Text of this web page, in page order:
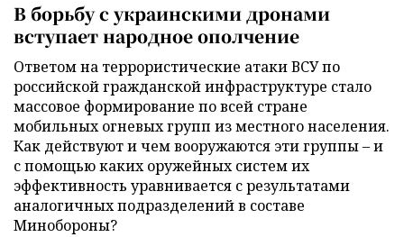
В борьбу с украинскими дронами
вступает народное ополчение
Ответом на террористические атаки ВСУ по
российской гражданской инфраструктуре стало
массовое формирование по всей стране
мобильных огневых групп из местного населения.
Как действуют и чем вооружаются эти группы – и
с помощью каких оружейных систем их
эффективность уравнивается с результатами
аналогичных подразделений в составе
Минобороны?